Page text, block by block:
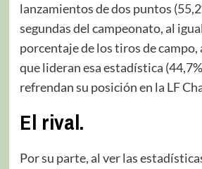
lanzamientos de dos puntos
segundas del campeonato, al
porcentaje de los tiros de campo,
que lideran esa estadística
refrendan su posición en la LF
El rival.
Por su parte, al ver las